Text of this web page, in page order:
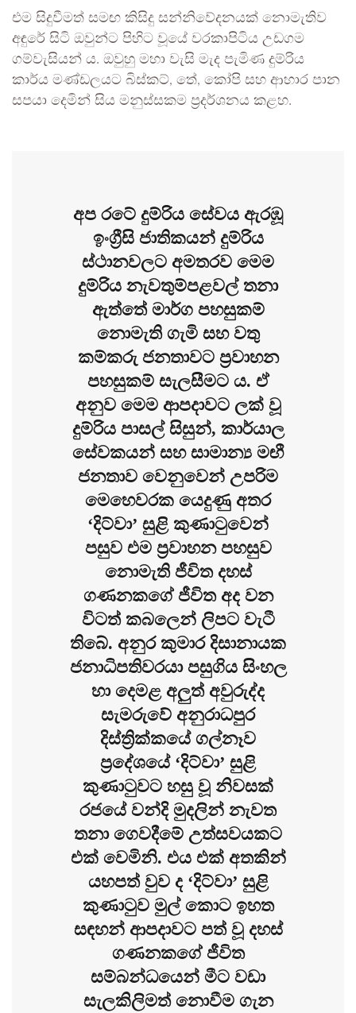
එම සිදුවීමත් සමඟ කිසිදු සන්නිවේදනයක් නොමැතිව
අඳුරේ සිටි ඔවුන්ට පිහිට වූයේ වරකාපිටිය උඩගම
ගම්වැසියන් ය. ඔවුහු මහා වැසි මැද පැමිණ දුම්රිය
කාර්ය මණ්ඩලයට බිස්කට්, තේ, කෝපි සහ ආහාර පාන
සපයා දෙමින් සිය මනුස්සකම ප්‍රදර්ශනය කළහ.
අප රටේ දුම්රිය සේවය ඇරඹූ
ඉංග්‍රීසි ජාතිකයන් දුම්රිය
ස්ථානවලට අමතරව මෙම
දුම්රිය නැවතුම්පළවල් තනා
ඇත්තේ මාර්ග පහසුකම්
නොමැති ගැමි සහ වතු
කම්කරු ජනතාවට ප්‍රවාහන
පහසුකම් සැලසීමට ය. ඒ
අනුව මෙම ආපදාවට ලක් වූ
දුම්රිය පාසල් සිසුන්, කාර්යාල
සේවකයන් සහ සාමාන්‍ය මඟී
ජනතාව වෙනුවෙන් උපරිම
මෙහෙවරක යෙදුණු අතර
‘දිට්වා’ සුළි කුණාටුවෙන්
පසුව එම ප්‍රවාහන පහසුව
නොමැති ජීවිත දහස්
ගණනකගේ ජීවිත අද වන
විටත් කබලෙන් ලිපට වැටී
තිබේ. අනුර කුමාර දිසානායක
ජනාධිපතිවරයා පසුගිය සිංහල
හා දෙමළ අලුත් අවුරුද්ද
සැමරුවේ අනුරාධපුර
දිස්ත්‍රික්කයේ ගල්නෑව
ප්‍රදේශයේ ‘දිට්වා’ සුළි
කුණාටුවට හසු වූ නිවසක්
රජයේ වන්දි මුදලින් නැවත
තනා ගෙවදීමේ උත්සවයකට
එක් වෙමිනි. එය එක් අතකින්
යහපත් වුව ද ‘දිට්වා’ සුළි
කුණාටුව මුල් කොට ඉහත
සඳහන් ආපදාවට පත් වූ දහස්
ගණනකගේ ජීවිත
සම්බන්ධයෙන් මීට වඩා
සැලකිලිමත් නොවීම ගැන